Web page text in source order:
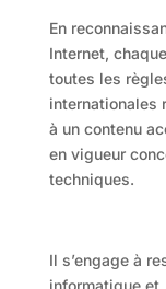
En
Internet,
toutes les
internationales
à un contenu
en vigueur
techniques.
Il s’engage à
informatique